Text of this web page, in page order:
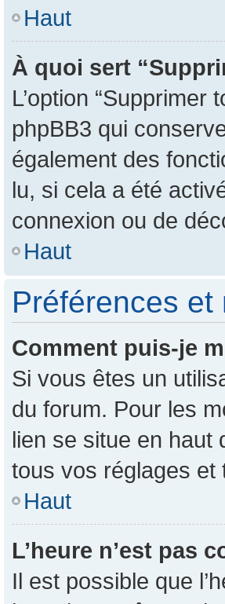
Haut
À quoi sert
L’option
phpBB3 qui
également des
lu, si cela a été
connexion ou de
Haut
Préférences
Comment puis-je
Si vous êtes un
du forum. Pour les
lien se situe en haut
tous vos réglages
Haut
L’heure n’est pas
Il est possible que